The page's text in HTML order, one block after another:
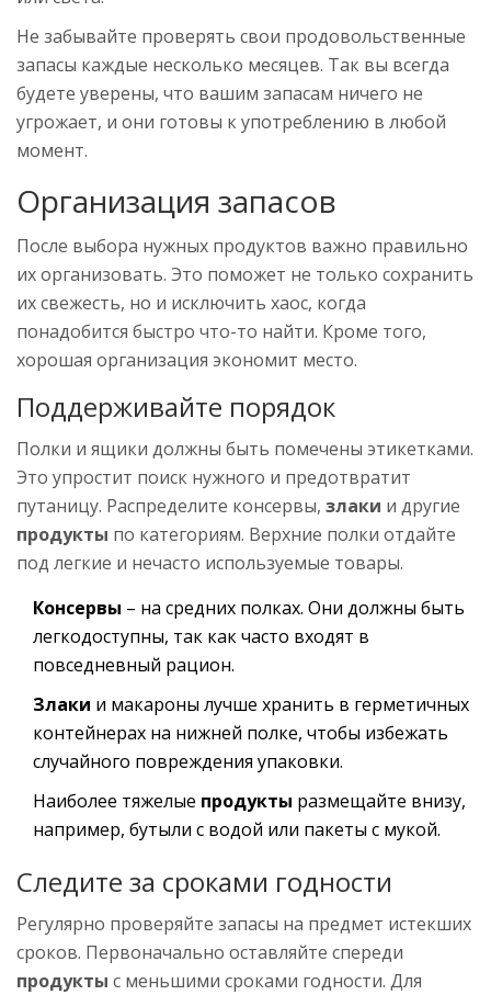
Не забывайте проверять свои продовольственные
запасы каждые несколько месяцев. Так вы всегда
будете уверены, что вашим запасам ничего не
угрожает, и они готовы к употреблению в любой
момент.
Организация запасов
После выбора нужных продуктов важно правильно
их организовать. Это поможет не только сохранить
их свежесть, но и исключить хаос, когда
понадобится быстро что-то найти. Кроме того,
хорошая организация экономит место.
Поддерживайте порядок
Полки и ящики должны быть помечены этикетками.
Это упростит поиск нужного и предотвратит
путаницу. Распределите консервы, злаки и другие
продукты по категориям. Верхние полки отдайте
под легкие и нечасто используемые товары.
Консервы – на средних полках. Они должны быть
легкодоступны, так как часто входят в
повседневный рацион.
Злаки и макароны лучше хранить в герметичных
контейнерах на нижней полке, чтобы избежать
случайного повреждения упаковки.
Наиболее тяжелые продукты размещайте внизу,
например, бутыли с водой или пакеты с мукой.
Следите за сроками годности
Регулярно проверяйте запасы на предмет истекших
сроков. Первоначально оставляйте спереди
продукты с меньшими сроками годности. Для